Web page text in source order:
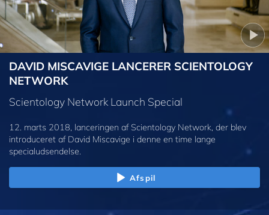
DAVID MISCAVIGE LANCERER SCIENTOLOGY
NETWORK
Scientology Network Launch Special
12. marts 2018, lanceringen af Scientology Network, der blev
introduceret af David Miscavige i denne en time lange
specialudsendelse.
Afspil